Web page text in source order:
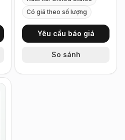
Có giá theo số lượng
Yêu cầu báo giá
So sánh